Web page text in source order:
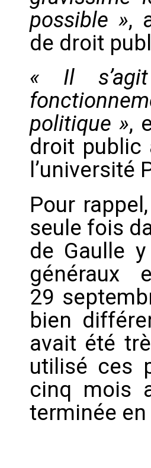
possible »,
de droit
« Il
politique »,
droit public
l’université
Pour
seule fois
de Gaulle
29
bien
avait été
utilisé ces
cinq mois
terminée